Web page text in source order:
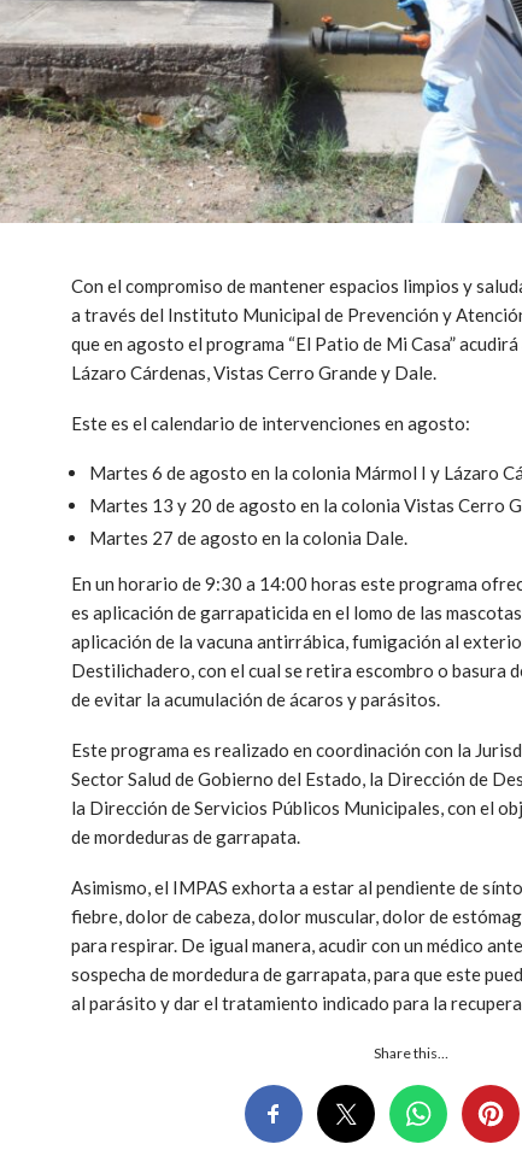
Con el compromiso de mantener espacios limpios y
a través del Instituto Municipal de Prevención y
que en agosto el programa “El Patio de Mi Casa”
Lázaro Cárdenas, Vistas Cerro Grande y Dale.
Este es el calendario de intervenciones en agosto:
Martes 6 de agosto en la colonia Mármol I y Lázaro
Martes 13 y 20 de agosto en la colonia Vistas Cerro
Martes 27 de agosto en la colonia Dale.
En un horario de 9:30 a 14:00 horas este programa
es aplicación de garrapaticida en el lomo de las
aplicación de la vacuna antirrábica, fumigación al
Destilichadero, con el cual se retira escombro o basura
de evitar la acumulación de ácaros y parásitos.
Este programa es realizado en coordinación con la
Sector Salud de Gobierno del Estado, la Dirección de
la Dirección de Servicios Públicos Municipales, con el
de mordeduras de garrapata.
Asimismo, el IMPAS exhorta a estar al pendiente de
fiebre, dolor de cabeza, dolor muscular, dolor de
para respirar. De igual manera, acudir con un médico
sospecha de mordedura de garrapata, para que este
al parásito y dar el tratamiento indicado para la
Share this…